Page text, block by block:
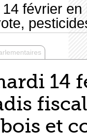
Europefévrier
14
et